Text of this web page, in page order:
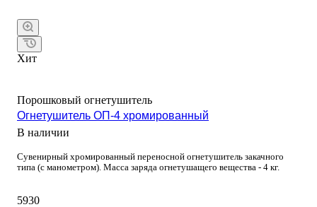
Хит
Порошковый огнетушитель
Огнетушитель ОП-4 хромированный
В наличии
Сувенирный хромированный переносной огнетушитель закачного
типа (с манометром). Масса заряда огнетушащего вещества - 4 кг.
5930